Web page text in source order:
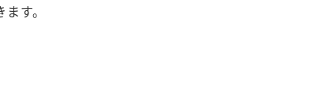
す。